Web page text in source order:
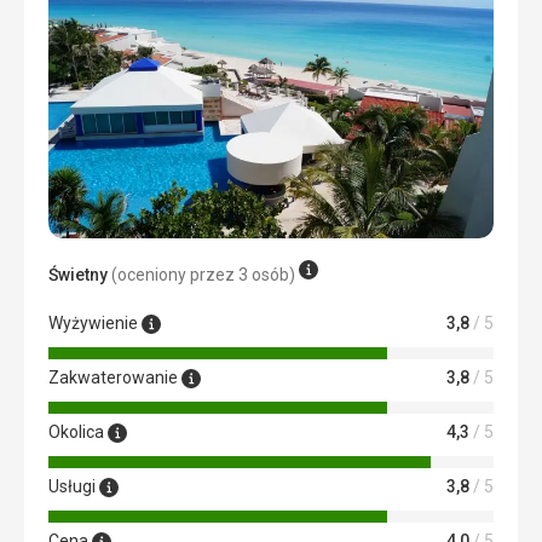
pomocą Google Translate
Świetny(oceniony przez 3 osób)
Wyżywienie 3,8 / 5
Zakwaterowanie 3,8 / 5
Okolica 4,3 / 5
Usługi 3,8 / 5